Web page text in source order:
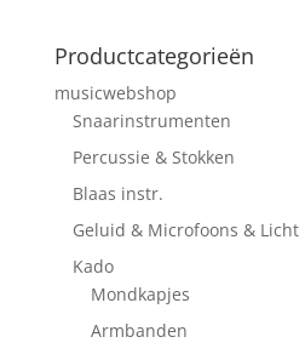
€16.00.€12.95.
Productcategorieën
musicwebshop
Snaarinstrumenten
Percussie & Stokken
Blaas instr.
Geluid & Microfoons & Licht
Kado
Mondkapjes
Armbanden